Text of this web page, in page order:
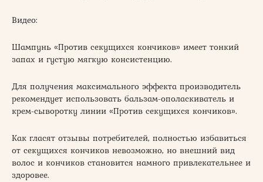
Видео:
Шампунь «Против секущихся кончиков» имеет тонкий
запах и густую мягкую консистенцию.
Для получения максимального эффекта производитель
рекомендует использовать бальзам-ополаскиватель и
крем-сыворотку линии «Против секущихся кончиков».
Как гласят отзывы потребителей, полностью избавиться
от секущихся кончиков невозможно, но внешний вид
волос и кончиков становится намного привлекательнее и
здоровее.